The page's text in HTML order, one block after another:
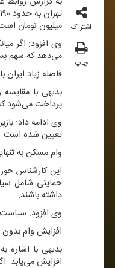
اشتراک
چاپ
میلیون تومان است كه تنها امكان
می‌دهد كه سهم
فاصله زیاد ایران
بدیهی با
پرداخت می‌شود كه بیش از ۷۰ درصد
تعیین شده است.
وام مسكن به
این كارشناس
حمایتی شامل
داشته باشند.
وی افزود:
افزایش وام
بدیهی با اشاره
افزایش می‌یابد.